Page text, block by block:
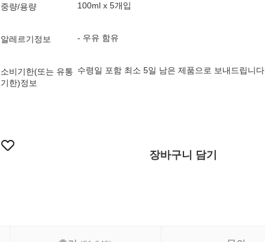
중량/용량 100ml x 5개입
알레르기정보 - 우유 함유
소비기한(또는 유통
기한)정보
수령일 포함 최소 5일 남은 제품으로 보내드립니다
장바구니 담기